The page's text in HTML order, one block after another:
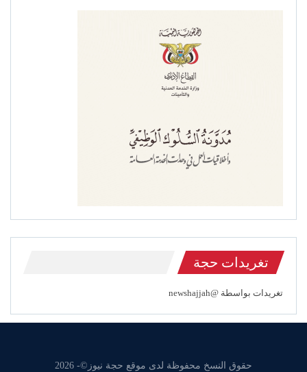
تغريدات حجة
تغريدات بواسطة @newshajjah
حقوق النسخ محفوظة لدى موقع حجة نيوز©- 2026